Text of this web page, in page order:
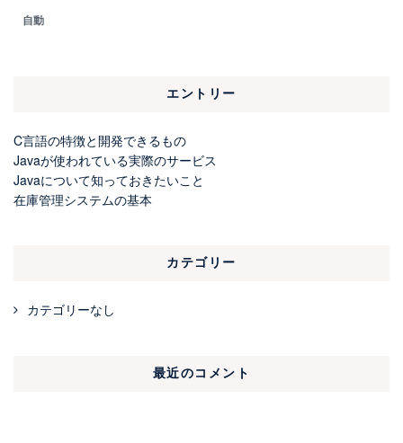
自動
エントリー
C言語の特徴と開発できるもの
Javaが使われている実際のサービス
Javaについて知っておきたいこと
在庫管理システムの基本
カテゴリー
カテゴリーなし
最近のコメント